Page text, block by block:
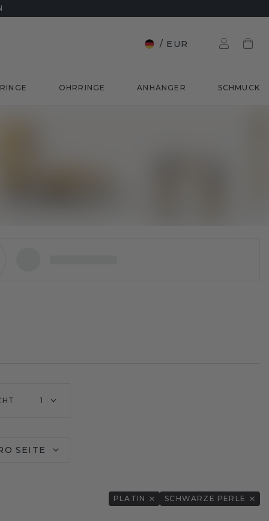
/ EUR
OHRRINGE ANHÄNGER SCHMUCK
1
SEITE
PLATIN SCHWARZE PERLE